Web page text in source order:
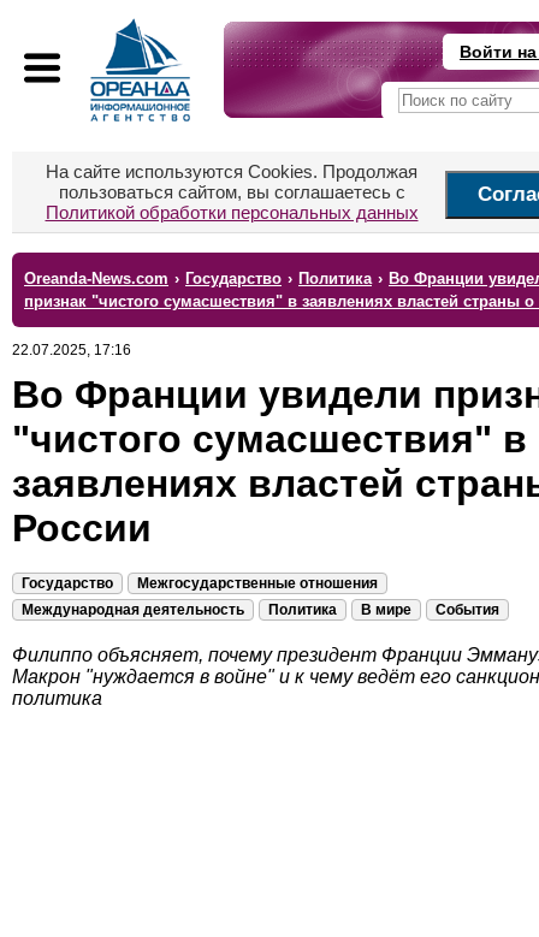
Войти
На сайте используются Cookies. Продолжая
пользоваться сайтом, вы соглашаетесь с
Политикой обработки персональных данных
Oreanda-News.com › Государство › Политика › Во Франции
признак "чистого сумасшествия" в заявлениях властей страны
22.07.2025, 17:16
Во Франции увидели
"чистого сумасшествия" в
заявлениях властей
России
Государство
Межгосударственные отношения
Международная деятельность
Политика В мире События
Филиппо объясняет, почему президент Франции
Макрон "нуждается в войне" и к чему ведёт его
политика